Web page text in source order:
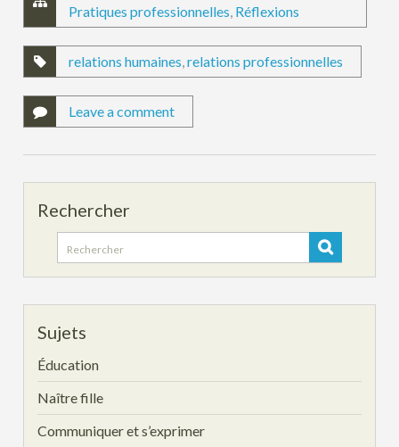
Pratiques professionnelles, Réflexions
relations humaines,relations professionnelles
Leave a comment
Rechercher
Search
for:
Sujets
Éducation
Naître fille
Communiquer et s’exprimer